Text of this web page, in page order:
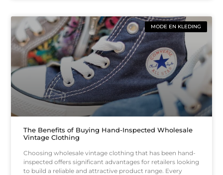
MODE EN KLEDING
The Benefits of Buying Hand-Inspected Wholesale
Vintage Clothing
Choosing wholesale vintage clothing that has been hand-
inspected offers significant advantages for retailers looking
to build a reliable and attractive product range. Every